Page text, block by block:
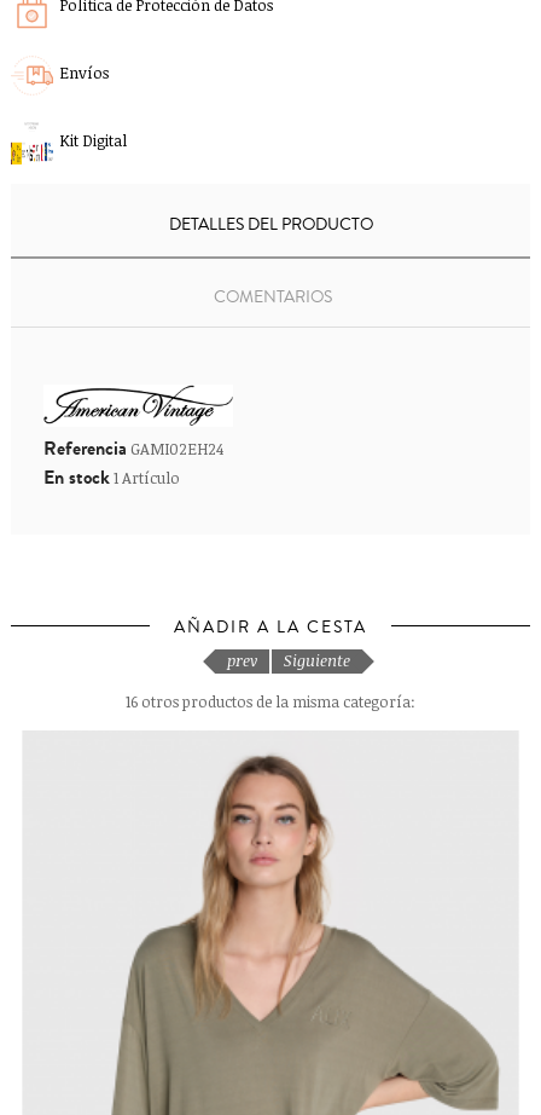
Política de Protección de Datos
Envíos
Kit Digital
DETALLES DEL PRODUCTO
COMENTARIOS
Referencia GAMI02EH24
En stock1 Artículo
AÑADIR A LA CESTA
16 otros productos de la misma categoría:
prev Siguiente